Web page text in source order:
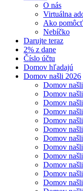
O nás
Virtuálna
Ako pomôcť
Nebíčko
Darujte teraz
2% z dane
Číslo účtu
Domov hľadajú
Domov našli 2026
Domov
Domov
Domov
Domov
Domov
Domov
Domov
Domov
Domov
Domov
Domov
Domov